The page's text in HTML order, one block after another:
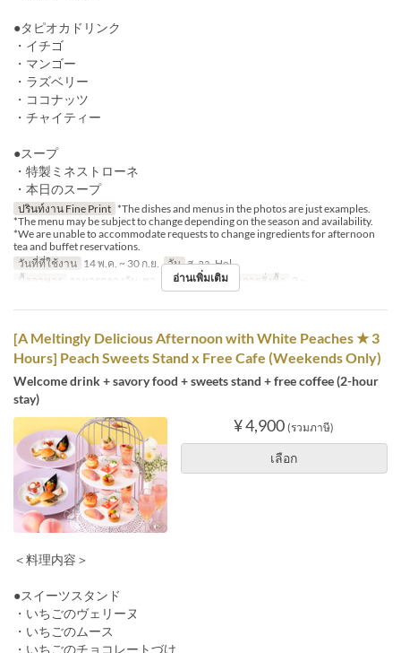
●タピオカドリンク
・イチゴ
・マンゴー
・ラズベリー
・ココナッツ
・チャイティー
●スープ
・特製ミネストローネ
・本日のスープ
ปรินท์งาน Fine Print *The dishes and menus in the photos are just examples.
*The menu may be subject to change depending on the season and availability.
*We are unable to accommodate requests to change ingredients for afternoon
tea and buffet reservations.
วันที่ที่ใช้งาน 14 พ.ค. ~ 30 ก.ย. วัน ส, อา, Hol
มื้ออาหาร
อาหารกลางวัน, ชา, อาหารเย็น จำกัดการสั่งซื้อ 2 ~
อ่านเพิ่มเติม
[A Meltingly Delicious Afternoon with White Peaches ★ 3
Hours] Peach Sweets Stand x Free Cafe (Weekends Only)
Welcome drink + savory food + sweets stand + free coffee (2-hour
stay)
¥ 4,900 (รวมภาษี)
เลือก
＜料理内容＞
●スイーツスタンド
・いちごのヴェリーヌ
・いちごのムース
・いちごのチョコレートづけ